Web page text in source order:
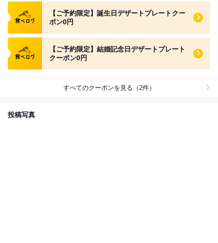
食べログ クーポン
【ご予約限定】誕生日デザートプレートクー
ポン0円
食べログ クーポン
【ご予約限定】結婚記念日デザートプレート
クーポン0円
すべてのクーポンを見る（2件）
投稿写真